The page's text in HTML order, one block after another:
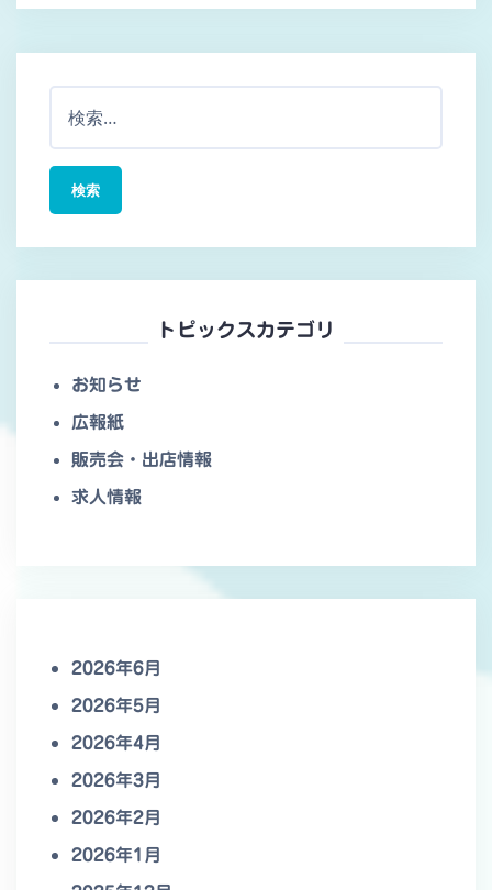
トピックスカテゴリ
お知らせ
広報紙
販売会・出店情報
求人情報
2026年6月
2026年5月
2026年4月
2026年3月
2026年2月
2026年1月